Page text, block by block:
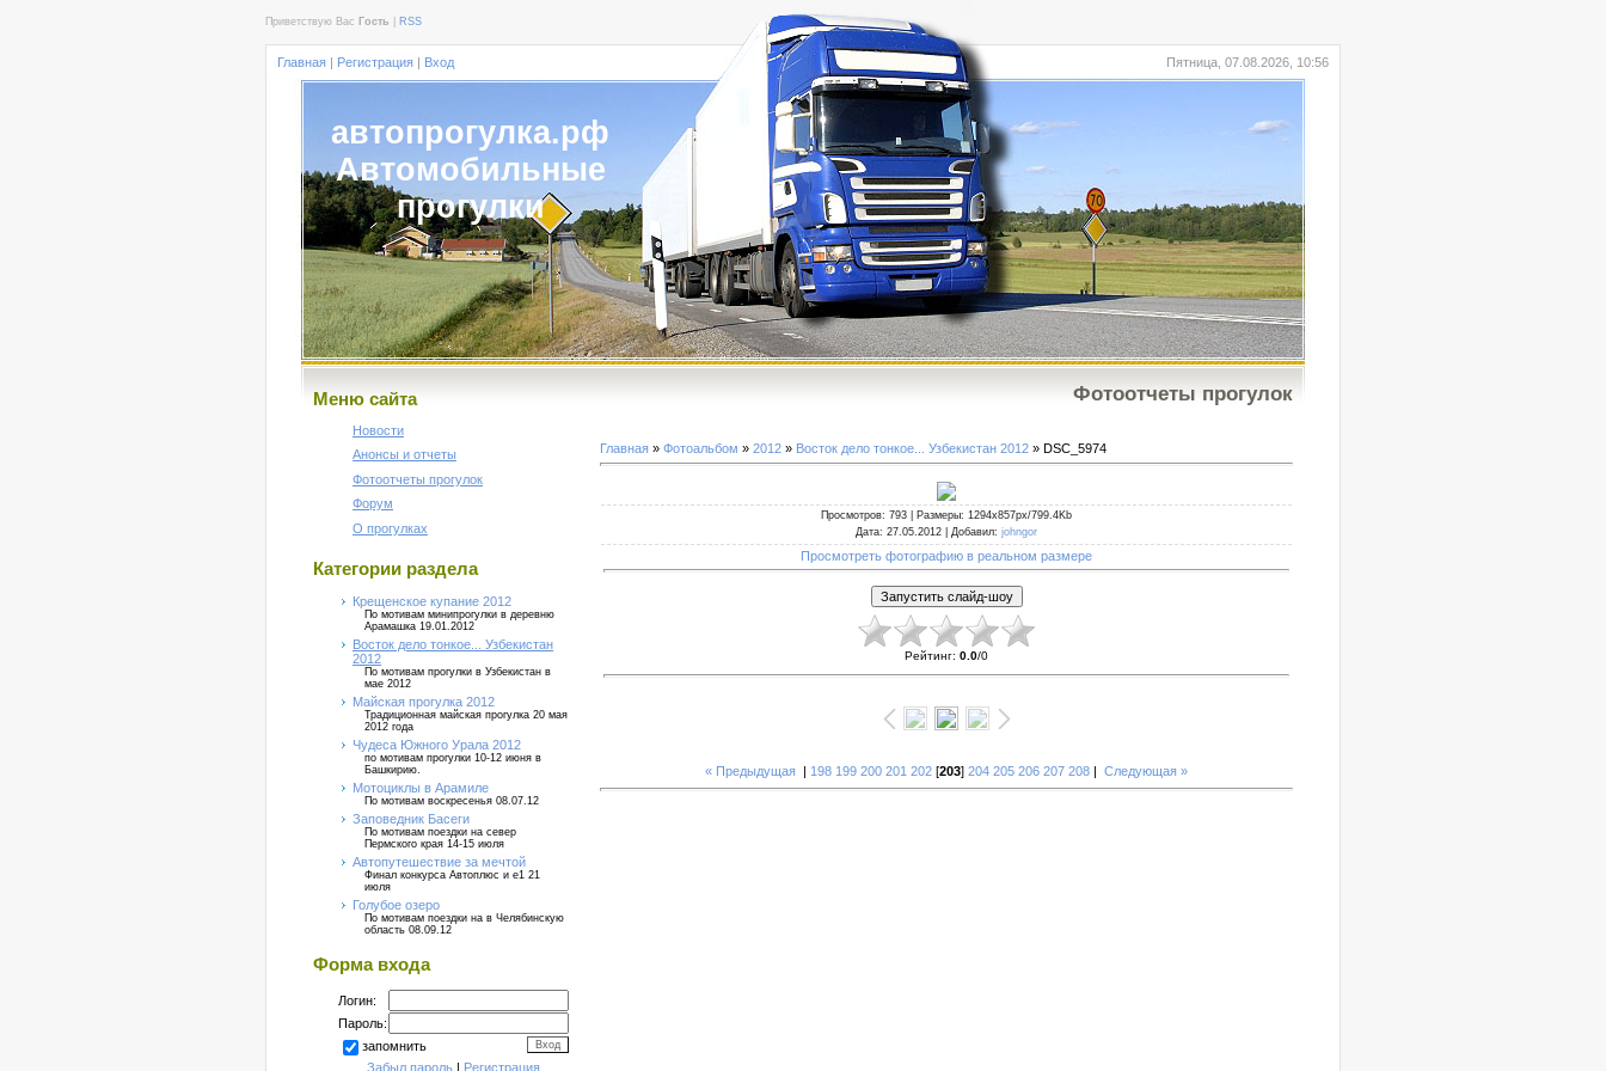
Приветствую Вас Гость RSS
Главная | Регистрация | Вход Пятница, 07.08.2026, 10:56
автопрогулка.рф
Автомобильные
прогулки
Меню сайта
Новости
Анонсы и отчеты
Фотоотчеты прогулок
Форум
О прогулках
Категории раздела
Крещенское купание 2012
По мотивам минипрогулки в деревню
Арамашка 19.01.2012
Восток дело тонкое... Узбекистан
2012
По мотивам прогулки в Узбекистан в
мае 2012
Майская прогулка 2012
Традиционная майская прогулка 20 мая
2012 года
Чудеса Южного Урала 2012
по мотивам прогулки 10-12 июня в
Башкирию.
Мотоциклы в Арамиле
По мотивам воскресенья 08.07.12
Заповедник Басеги
По мотивам поездки на север
Пермского края 14-15 июля
Автопутешествие за мечтой
Финал конкурса Автоплюс и е1 21
июля
Голубое озеро
По мотивам поездки на в Челябинскую
область 08.09.12
Форма входа
Логин:
Пароль:
запомнить
Забыл пароль | Регистрация
Фотоотчеты прогулок
Главная » Фотоальбом » 2012 » Восток дело тонкое... Узбекистан 2012 » DSC_5974
Просмотров: 793 | Размеры: 1294x857px/799.4Kb
Дата: 27.05.2012 | Добавил: johngor
Просмотреть фотографию в реальном размере
Рейтинг: 0.0/0
« Предыдущая | 198 199 200 201 202 [203] 204 205 206 207 208 | Следующая »